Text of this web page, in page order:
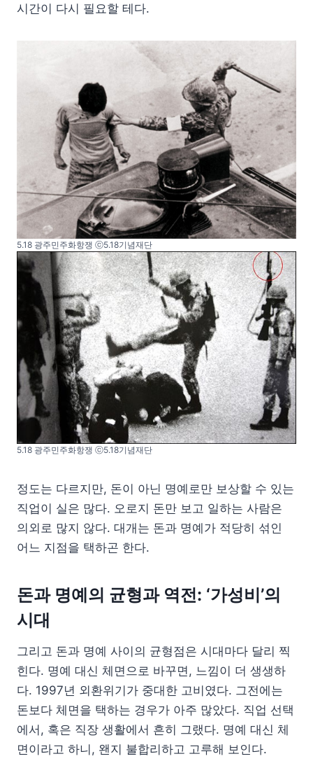
시간이 다시 필요할 테다.
5.18 광주민주화항쟁 ⓒ5.18기념재단
5.18 광주민주화항쟁 ⓒ5.18기념재단
정도는 다르지만, 돈이 아닌 명예로만 보상할 수 있는
직업이 실은 많다. 오로지 돈만 보고 일하는 사람은
의외로 많지 않다. 대개는 돈과 명예가 적당히 섞인
어느 지점을 택하곤 한다.
돈과 명예의 균형과 역전: ‘가성비’의
시대
그리고 돈과 명예 사이의 균형점은 시대마다 달리 찍
힌다. 명예 대신 체면으로 바꾸면, 느낌이 더 생생하
다. 1997년 외환위기가 중대한 고비였다. 그전에는
돈보다 체면을 택하는 경우가 아주 많았다. 직업 선택
에서, 혹은 직장 생활에서 흔히 그랬다. 명예 대신 체
면이라고 하니, 왠지 불합리하고 고루해 보인다.